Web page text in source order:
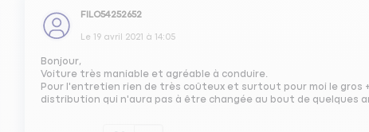
FILO54252652
Le 19 avril 2021 à 14:05
Bonjour,
Voiture très maniable et agréable à conduire.
Pour l'entretien rien de très coûteux et surtout pour moi le gros
distribution qui n'aura pas à être changée au bout de quelques